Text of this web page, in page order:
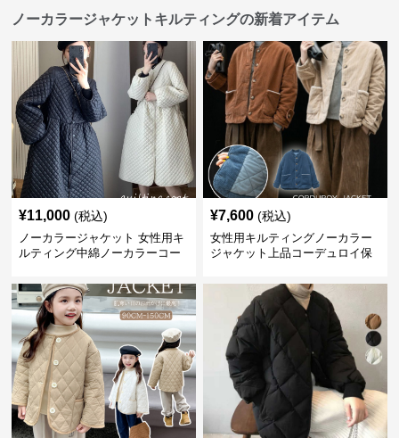
ノーカラージャケットキルティングの新着アイテム
¥11,000 (税込)
ノーカラージャケット 女性用キ
ルティング中綿ノーカラーコー
¥7,600 (税込)
女性用キルティングノーカラー
ジャケット上品コーデュロイ保